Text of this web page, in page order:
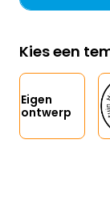
Kies een
Eigen
ontwerp